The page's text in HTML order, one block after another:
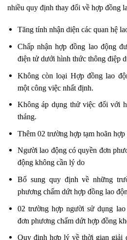
nhiều quy định thay đổi về hợp đồng
Tăng tính nhận diện các quan hệ
Chấp nhận hợp đồng lao động
điện tử dưới hình thức thông điệp
Không còn loại Hợp đồng lao
một công việc nhất định.
Không áp dụng thử việc đối với
tháng.
Thêm 02 trường hợp tạm hoãn
Người lao động có quyền đơn
động không cần lý do
Bổ sung quy định về những
phương chấm dứt hợp đồng lao
02 trường hợp người sử dụng
đơn phương chấm dứt hợp đồng
Quy định hợp lý về thời gian giải